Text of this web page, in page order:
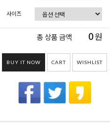
사이즈
총 상품 금액 0원
BUY IT NOW CART WISHLIST